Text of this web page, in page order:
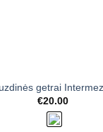
getrai
€20.00